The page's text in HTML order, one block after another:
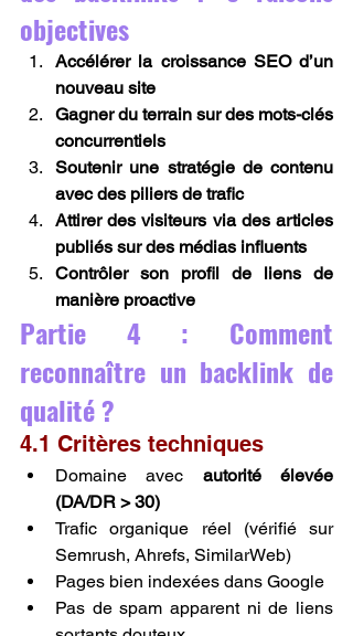
objectives
Accélérer la croissance SEO d’un
nouveau site
Gagner du terrain sur des mots-clés
concurrentiels
Soutenir une stratégie de contenu
avec des piliers de trafic
Attirer des visiteurs via des articles
publiés sur des médias influents
Contrôler son profil de liens de
manière proactive
Partie 4 : Comment
reconnaître un backlink de
qualité ?
4.1 Critères techniques
Domaine avec autorité élevée
(DA/DR > 30)
Trafic organique réel (vérifié sur
Semrush, Ahrefs, SimilarWeb)
Pages bien indexées dans Google
Pas de spam apparent ni de liens